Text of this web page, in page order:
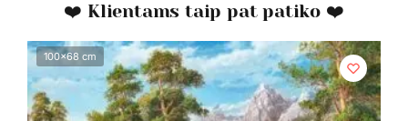
❤️ Klientams taip pat patiko ❤️
100x68 cm